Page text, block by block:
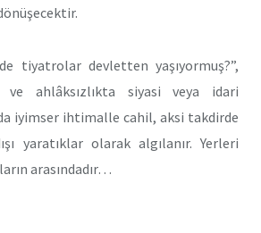
tiyatrolar devletten yaşıyormuş?”,
ve ahlâksızlıkta siyasi veya idari
iyimser ihtimalle cahil, aksi takdirde
yaratıklar olarak algılanır. Yerleri
arasındadır…